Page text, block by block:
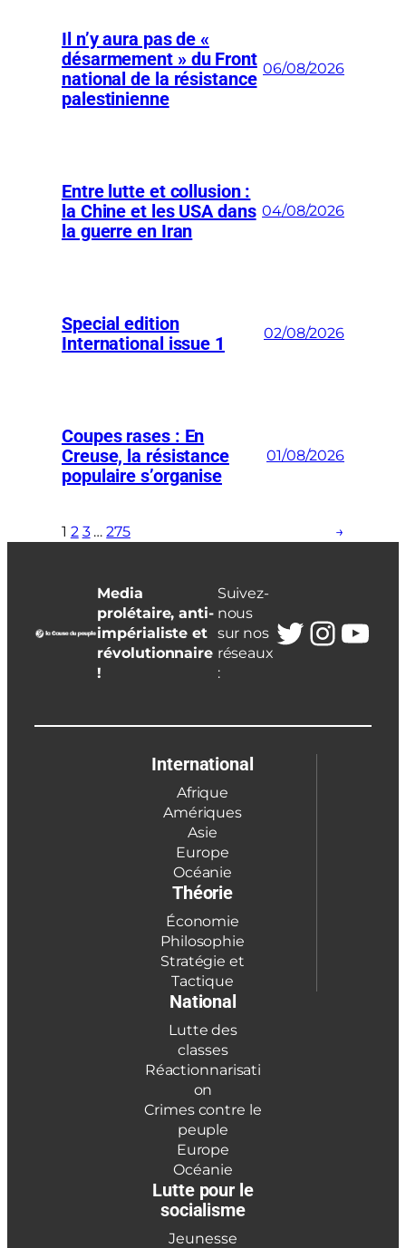
Il n’y aura pas de «
désarmement » du Front
national de la résistance
palestinienne
06/08/2026
Entre lutte et collusion :
la Chine et les USA dans
la guerre en Iran
04/08/2026
Special edition
International issue 1
02/08/2026
Coupes rases : En
Creuse, la résistance
populaire s’organise
01/08/2026
1 2 3 … 275 →
Media
prolétaire, anti-
impérialiste et
révolutionnaire
!
Suivez-
nous
sur nos
réseaux
:
Twitter
International
Afrique
Amériques
Asie
Europe
Océanie
Théorie
Économie
Philosophie
Stratégie et
Tactique
National
Lutte des
classes
Réactionnarisati
on
Crimes contre le
peuple
Europe
Océanie
Lutte pour le
socialisme
Jeunesse